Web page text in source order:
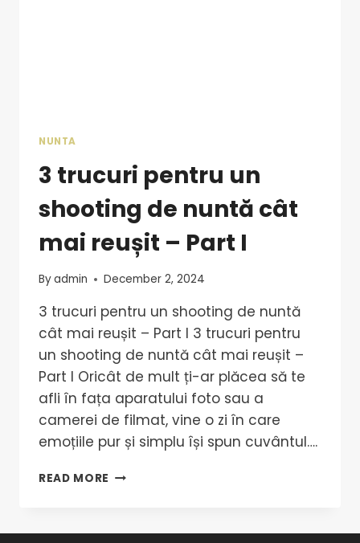
NUNTA
3 trucuri pentru un
shooting de nuntă cât
mai reușit – Part I
Byadmin December 2, 2024
3 trucuri pentru un shooting de nuntă
cât mai reușit – Part I 3 trucuri pentru
un shooting de nuntă cât mai reușit –
Part I Oricât de mult ți-ar plăcea să te
afli în fața aparatului foto sau a
camerei de filmat, vine o zi în care
emoțiile pur și simplu își spun cuvântul….
READ MORE